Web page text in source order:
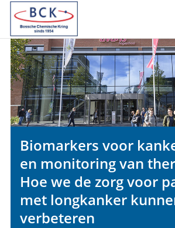
Sla
links
over
Spring
naar
de
inhoud
Spring
naar
menu
Biomarkers voor
en monitoring van
Hoe we de zorg voor
met longkanker
verbeteren